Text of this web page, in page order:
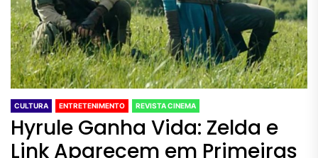
CULTURA ENTRETENIMENTO REVISTA CINEMA
Hyrule Ganha Vida: Zelda e
Link Aparecem em Primeiras